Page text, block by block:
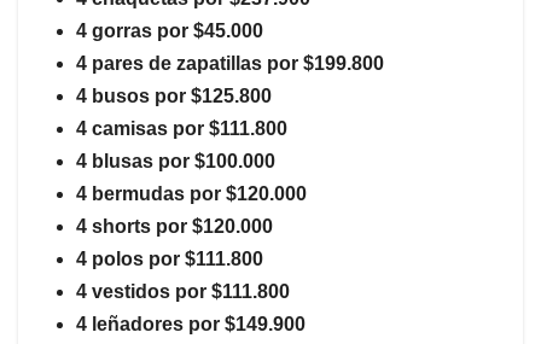
4 gorras por $45.000
4 pares de zapatillas por $199.800
4 busos por $125.800
4 camisas por $111.800
4 blusas por $100.000
4 bermudas por $120.000
4 shorts por $120.000
4 polos por $111.800
4 vestidos por $111.800
4 leñadores por $149.900